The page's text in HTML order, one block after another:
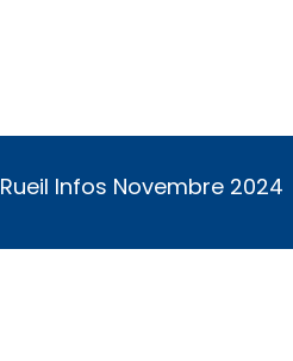
Rueil Infos Novembre 2024